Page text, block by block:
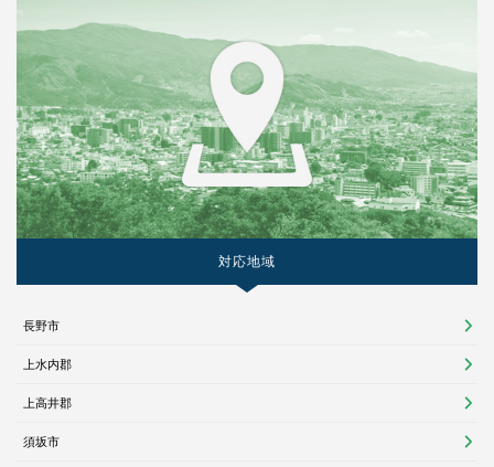
対応地域
長野市
上水内郡
上高井郡
須坂市